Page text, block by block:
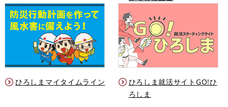
ひろしまマイタイムライン
ひろしま就活サイトGO!ひ
ろしま